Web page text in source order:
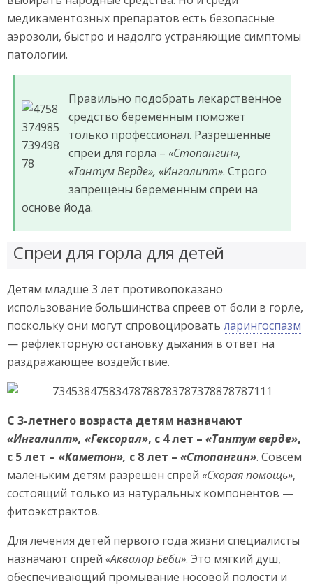
медикаментозных препаратов есть безопасные
аэрозоли, быстро и надолго устраняющие симптомы
патологии.
Правильно подобрать лекарственное
средство беременным поможет
только профессионал. Разрешенные
спреи для горла – «Стопангин»,
«Тантум Верде», «Ингалипт». Строго
запрещены беременным спреи на
основе йода.
Спреи для горла для детей
Детям младше 3 лет противопоказано
использование большинства спреев от боли в горле,
поскольку они могут спровоцировать ларингоспазм
— рефлекторную остановку дыхания в ответ на
раздражающее воздействие.
С 3-летнего возраста детям назначают
«Ингалипт», «Гексорал», с 4 лет – «Тантум верде»,
с 5 лет – «Каметон», с 8 лет – «Стопангин». Совсем
маленьким детям разрешен спрей «Скорая помощь»,
состоящий только из натуральных компонентов —
фитоэкстрактов.
Для лечения детей первого года жизни специалисты
назначают спрей «Аквалор Беби». Это мягкий душ,
обеспечивающий промывание носовой полости и